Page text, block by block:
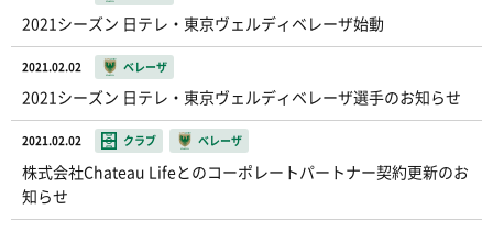
2021シーズン 日テレ・東京ヴェルディベレーザ始動
2021.02.02 ベレーザ
2021シーズン 日テレ・東京ヴェルディベレーザ選手のお知らせ
2021.02.02 クラブ ベレーザ
株式会社Chateau Lifeとのコーポレートパートナー契約更新のお
知らせ